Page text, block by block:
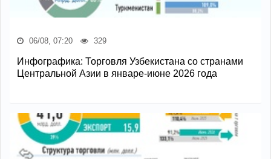
06/08, 07:20 329
Инфографика: Торговля Узбекистана со странами
Центральной Азии в январе-июне 2026 года